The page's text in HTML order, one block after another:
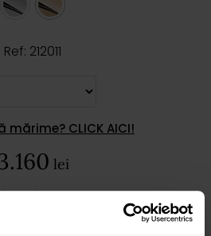
Ref: 212011
CLICK AICI!
lei
suplimentare